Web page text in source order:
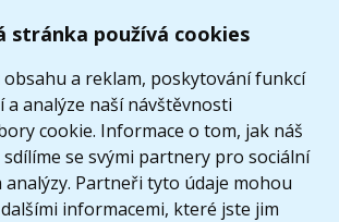
stránka používá cookies
obsahu a reklam, poskytování funkcí
a analýze naší návštěvnosti
cookie. Informace o tom, jak náš
se svými partnery pro sociální
analýzy. Partneři tyto údaje mohou
informacemi, které jste jim